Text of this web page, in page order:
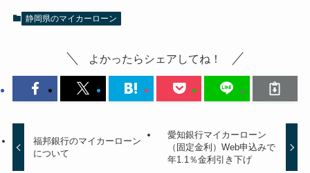
静岡県のマイカーローン
よかったらシェアしてね！
福邦銀行のマイカーローン
について
愛知銀行マイカーローン
（固定金利）Web申込みで
年1.1％金利引き下げ